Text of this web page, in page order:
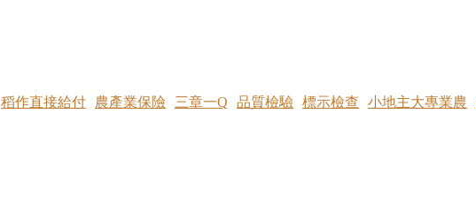
稻作直接給付 農產業保險 三章一Q 品質檢驗 標示檢查 小地主大專業農